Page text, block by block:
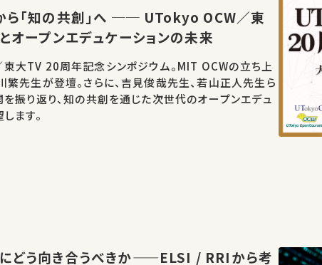
ら「知の共創」へ ── UTokyo OCW／東
オープンエデュケーションの未来
大TV 20周年記念シンポジウム。MIT OCWの立ち上
繁先生が登壇。さらに、吉見俊哉先生、若山正人先生ら
を振り返り、知の共創を通じた次世代のオープンエデュ
ます。
どう向き合うべきか——ELSI / RRIから考